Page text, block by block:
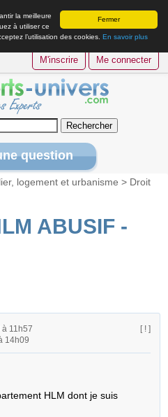
Fermer
la meilleure
à utiliser ce
l’utilisation des cookies. En savoir plus
M'inscrire Me connecter
question
logement et urbanisme > Droit
ABUSIF -
11h57
14h09
[ ! ]
HLM dont je suis